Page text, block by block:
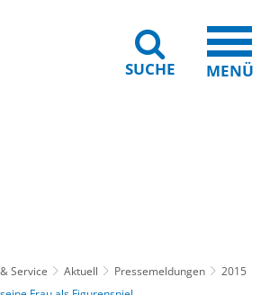
SUCHE MENÜ
Service Aktuell Pressemeldungen
2015